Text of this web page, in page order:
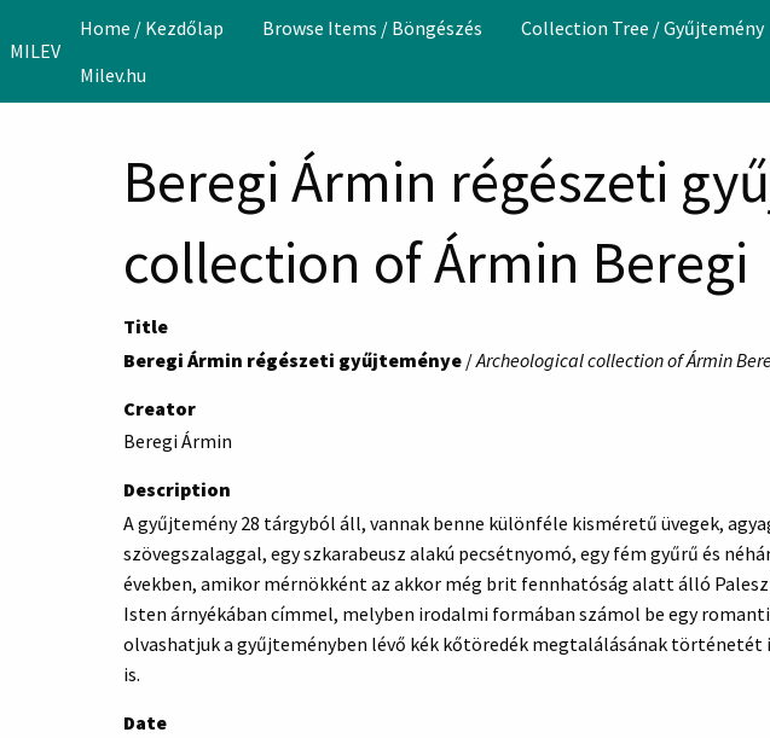
MILEV
Home / Kezdőlap Browse Items / Böngészés Collection Tree / Gyűjtemény
Milev.hu
Beregi Ármin régészeti
collection of Ármin Beregi
Title
Beregi Ármin régészeti gyűjteménye /Archeological collection of Ármin
Creator
Beregi Ármin
Description
A gyűjtemény 28 tárgyból áll, vannak benne különféle kisméretű üvegek,
szövegszalaggal, egy szkarabeusz alakú pecsétnyomó, egy fém gyűrű és
években, amikor mérnökként az akkor még brit fennhatóság alatt álló
Isten árnyékában címmel, melyben irodalmi formában számol be egy
olvashatjuk a gyűjteményben lévő kék kőtöredék megtalálásának
is.
Date